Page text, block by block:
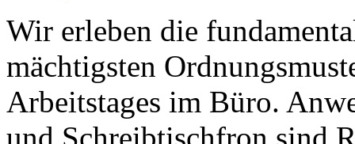
Wir erleben die
mächtigsten
Arbeitstages im Büro.
und Schreibtischfron sind